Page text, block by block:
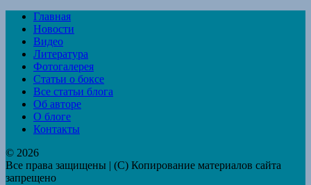
Главная
Новости
Видео
Литература
Фотогалерея
Статьи о боксе
Все статьи блога
Об авторе
О блоге
Контакты
© 2026
Все права защищены | (C) Копирование материалов сайта
запрещено